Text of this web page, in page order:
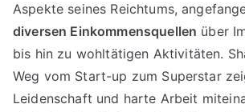
Aspekte seines Reichtums,
diversen Einkommensquellen über
bis hin zu wohltätigen Aktivitäten.
Weg vom Start-up zum Superstar
Leidenschaft und harte Arbeit